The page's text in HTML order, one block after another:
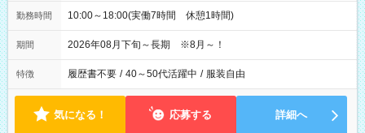
勤務時間 10:00～18:00(実働7時間 休憩1時間)
期間 2026年08月下旬～長期 ※8月～！
特徴 履歴書不要 / 40～50代活躍中 / 服装自由
気になる！ 応募する 詳細へ